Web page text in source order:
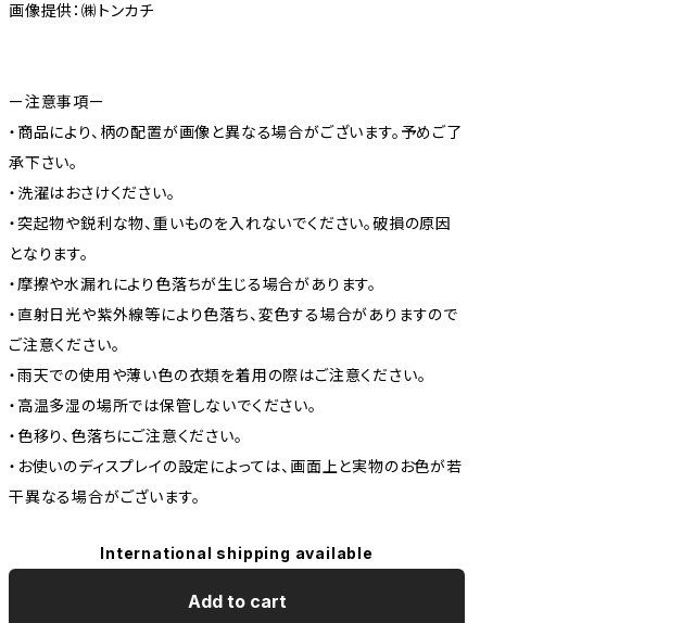
画像提供：㈱トンカチ
ー注意事項ー
・商品により、柄の配置が画像と異なる場合がございます。予めご了
承下さい。
・洗濯はおさけください。
・突起物や鋭利な物、重いものを入れないでください。破損の原因
となります。
・摩擦や水漏れにより色落ちが生じる場合があります。
・直射日光や紫外線等により色落ち、変色する場合がありますので
ご注意ください。
・雨天での使用や薄い色の衣類を着用の際はご注意ください。
・高温多湿の場所では保管しないでください。
・色移り、色落ちにご注意ください。
・お使いのディスプレイの設定によっては、画面上と実物のお色が若
干異なる場合がございます。
International shipping available
Add to cart